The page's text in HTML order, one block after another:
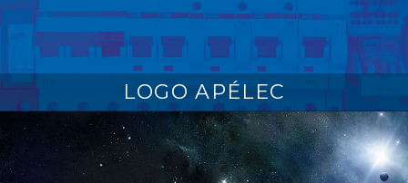
LOGO APÉLEC